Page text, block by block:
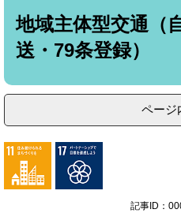
地域主体型交通（
送・79条登録）
ページ
記事ID：